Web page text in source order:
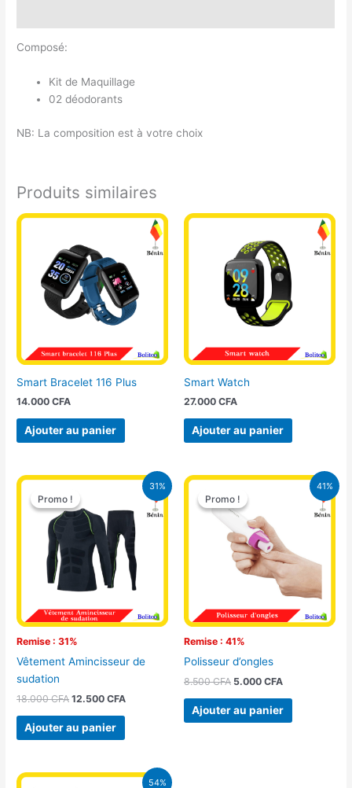
Composé:
Kit de Maquillage
02 déodorants
NB: La composition est à votre choix
Produits similaires
Smart Bracelet 116 Plus
14.000CFA
Ajouter au panier
Smart Watch
27.000 CFA
Ajouter au panier
31%
Promo !
Remise : 31%
Promo !
Vêtement Amincisseur de
sudation
18.000CFA
Le
prix
initial
était :
18.000 CFA.
12.500CFA
Le
prix
actuel
est :
12.500 CFA.
Ajouter au panier
41%
Promo !
Remise : 41%
Promo !
Polisseur d’ongles
8.500CFA
Le
prix
initial
était :
8.500 CFA.
5.000 CFA
Le
Ajouter au panier
54%
Le
Le